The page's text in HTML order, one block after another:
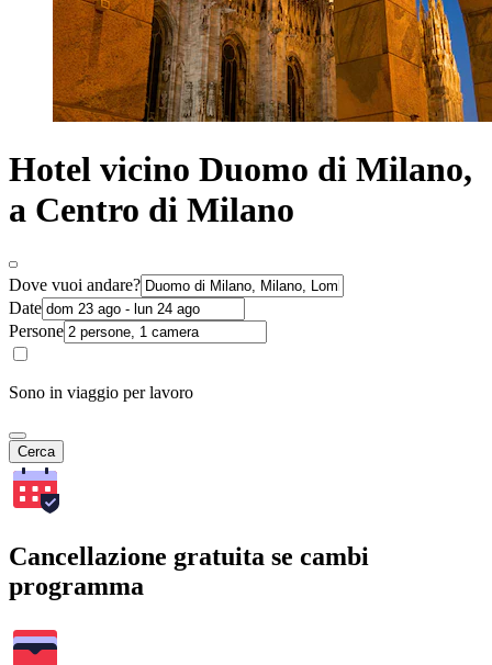
Hotel vicino Duomo di Milano,
a Centro di Milano
Dove vuoi andare?
Date
Persone
Sono in viaggio per lavoro
Cerca
Cancellazione gratuita se cambi
programma